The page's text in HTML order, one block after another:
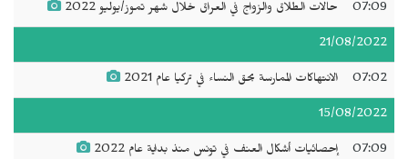
07:09 حالات الطلاق والزواج في العراق خلال شهر تموز/يوليو 2022
21/08/2022
07:02 الانتهاكات الممارسة بحق النساء في تركيا عام 2021
15/08/2022
07:09 إحصائيات أشكال العنف في تونس منذ بداية عام 2022